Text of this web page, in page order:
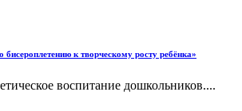
бисероплетению к творческому росту ребёнка»
воспитание дошкольников....